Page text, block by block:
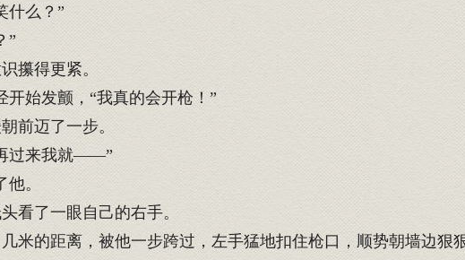
什么？”
”
攥得更紧。
始发颤，“我真的会开枪！”
前迈了一步。
过来我就——”
。
看了一眼自己的右手。
米的距离，被他一步跨过，左手猛地扣住枪口，顺势朝墙边狠狠